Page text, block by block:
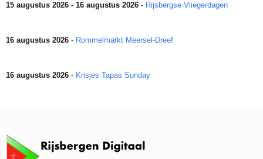
15 augustus 2026 - 16 augustus 2026 - Rijsbergse Vliegerdagen
16 augustus 2026 - Rommelmarkt Meersel-Dreef
16 augustus 2026 - Krisjes Tapas Sunday